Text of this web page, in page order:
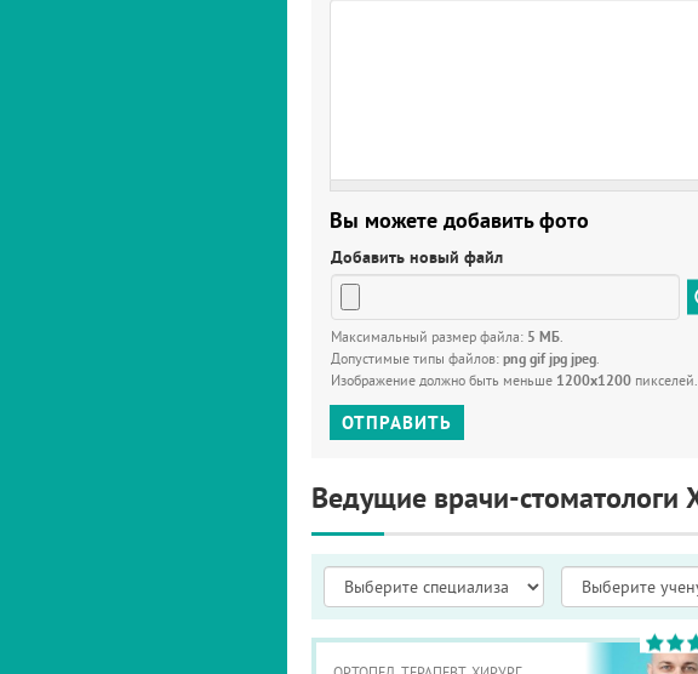
Вы можете добавить фото
Добавить новый файл
Максимальный размер файла: 5 МБ.
Допустимые типы файлов: png gif jpg jpeg.
Изображение должно быть меньше 1200x1200 пикселей.
ОТПРАВИТЬ
Ведущие врачи-стоматологи